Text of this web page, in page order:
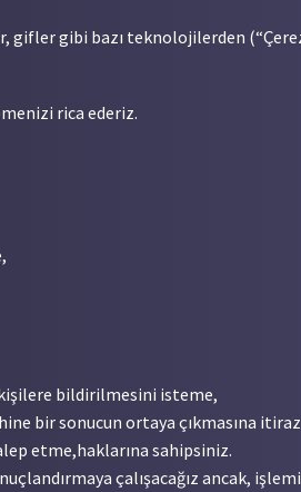
gibi bazı teknolojilerden
rica ederiz.
bildirilmesini isteme,
bir sonucun ortaya çıkmasına
etme,haklarına sahipsiniz.
çalışacağız ancak,